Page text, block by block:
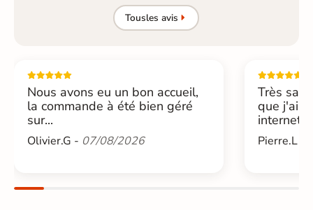
Tousles avis
Nous avons eu un bon accueil,
la commande à été bien géré
sur...
Olivier.G - 07/08/2026
Très
que j'ai
internet....
Pierre.L -